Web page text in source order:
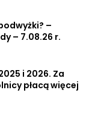
–
– 7.08.26 r.
i 2026. Za
płacą więcej